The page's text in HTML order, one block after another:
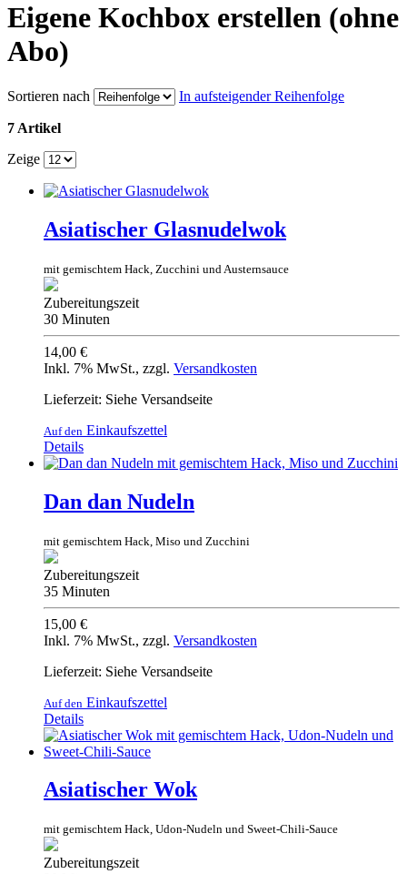
Eigene Kochbox erstellen (ohne
Abo)
Sortieren nach In aufsteigender Reihenfolge
7 Artikel
Zeige
Asiatischer Glasnudelwok
mit gemischtem Hack, Zucchini und Austernsauce
Zubereitungszeit
30 Minuten
14,00 €
Inkl. 7% MwSt., zzgl. Versandkosten
Lieferzeit: Siehe Versandseite
Auf den Einkaufszettel
Details
Dan dan Nudeln
mit gemischtem Hack, Miso und Zucchini
Zubereitungszeit
35 Minuten
15,00 €
Inkl. 7% MwSt., zzgl. Versandkosten
Lieferzeit: Siehe Versandseite
Auf den Einkaufszettel
Details
Asiatischer Wok
mit gemischtem Hack, Udon-Nudeln und Sweet-Chili-Sauce
Zubereitungszeit